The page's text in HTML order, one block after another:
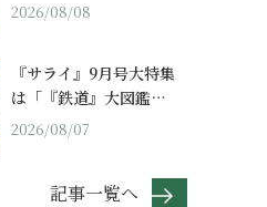
2026/08/08
『サライ』9月号大特集
は「『鉄道』大図鑑…
2026/08/07
記事一覧へ